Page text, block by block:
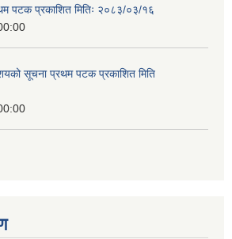
पटक प्रकाशित मितिः २०८३/०३/१६
सूचना प्रथम पटक प्रकाशित मिति